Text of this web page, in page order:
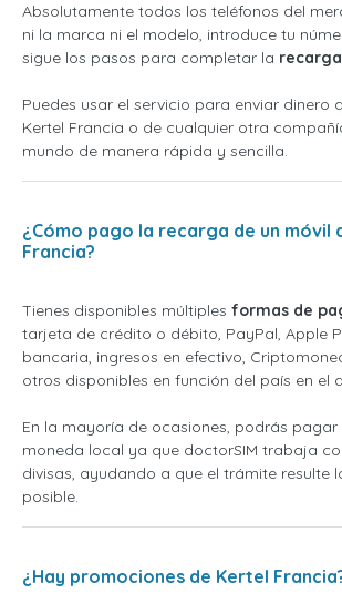
Absolutamente todos los teléfonos del
ni la marca ni el modelo, introduce tu
sigue los pasos para completar la
Puedes usar el servicio para enviar dinero
Kertel Francia o de cualquier otra
mundo de manera rápida y sencilla.
¿Cómo pago la recarga de un móvil
Francia?
Tienes disponibles múltiples formas de
tarjeta de crédito o débito, PayPal, Apple
bancaria, ingresos en efectivo,
otros disponibles en función del país en el
En la mayoría de ocasiones, podrás pagar
moneda local ya que doctorSIM trabaja
divisas, ayudando a que el trámite resulte
posible.
¿Hay promociones de Kertel